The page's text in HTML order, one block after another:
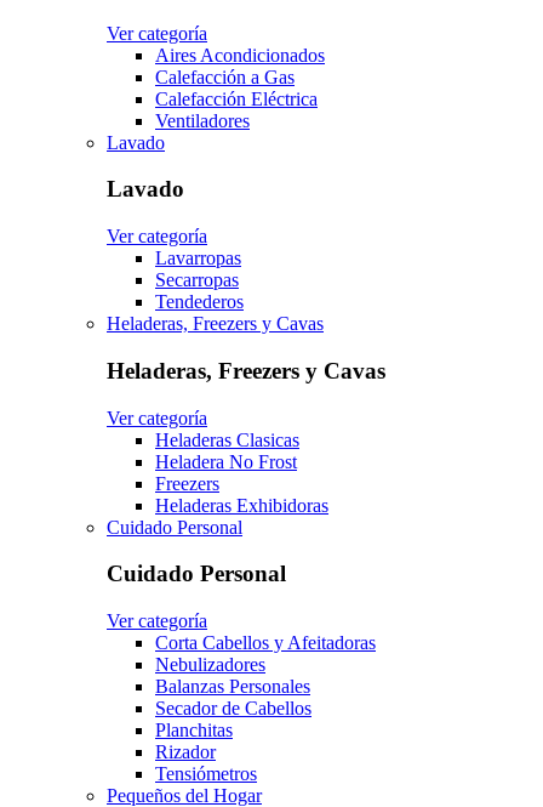
Ver categoría
Aires Acondicionados
Calefacción a Gas
Calefacción Eléctrica
Ventiladores
Lavado
Lavado
Ver categoría
Lavarropas
Secarropas
Tendederos
Heladeras, Freezers y Cavas
Heladeras, Freezers y Cavas
Ver categoría
Heladeras Clasicas
Heladera No Frost
Freezers
Heladeras Exhibidoras
Cuidado Personal
Cuidado Personal
Ver categoría
Corta Cabellos y Afeitadoras
Nebulizadores
Balanzas Personales
Secador de Cabellos
Planchitas
Rizador
Tensiómetros
Pequeños del Hogar